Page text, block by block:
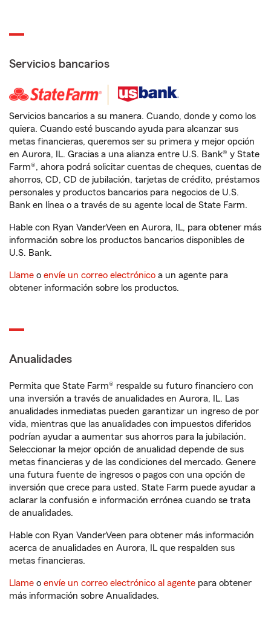
Servicios bancarios
Servicios bancarios a su manera. Cuando, donde y como los
quiera. Cuando esté buscando ayuda para alcanzar sus
metas financieras, queremos ser su primera y mejor opción
en Aurora, IL. Gracias a una alianza entre U.S. Bank® y State
Farm®, ahora podrá solicitar cuentas de cheques, cuentas de
ahorros, CD, CD de jubilación, tarjetas de crédito, préstamos
personales y productos bancarios para negocios de U.S.
Bank en línea o a través de su agente local de State Farm.
Hable con Ryan VanderVeen en Aurora, IL, para obtener más
información sobre los productos bancarios disponibles de
U.S. Bank.
Llame o envíe un correo electrónico a un agente para
obtener información sobre los productos.
Anualidades
Permita que State Farm® respalde su futuro financiero con
una inversión a través de anualidades en Aurora, IL. Las
anualidades inmediatas pueden garantizar un ingreso de por
vida, mientras que las anualidades con impuestos diferidos
podrían ayudar a aumentar sus ahorros para la jubilación.
Seleccionar la mejor opción de anualidad depende de sus
metas financieras y de las condiciones del mercado. Genere
una futura fuente de ingresos o pagos con una opción de
inversión que crece para usted. State Farm puede ayudar a
aclarar la confusión e información errónea cuando se trata
de anualidades.
Hable con Ryan VanderVeen para obtener más información
acerca de anualidades en Aurora, IL que respalden sus
metas financieras.
Llame o envíe un correo electrónico al agente para obtener
más información sobre Anualidades.